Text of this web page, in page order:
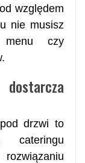
względem
nie musisz
czy
drzwi to